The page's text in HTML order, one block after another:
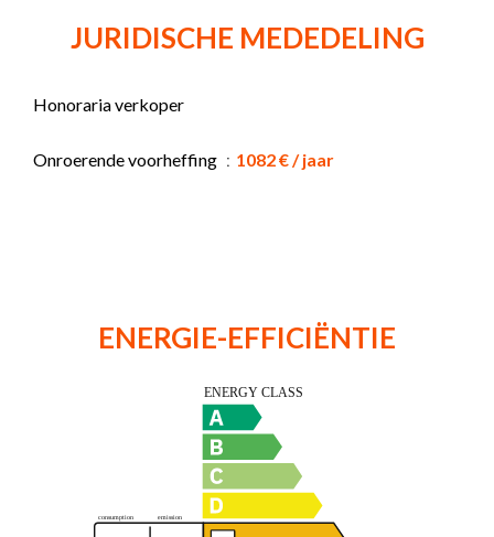
JURIDISCHE MEDEDELING
Honoraria verkoper
Onroerende voorheffing 1082 € / jaar
ENERGIE-EFFICIËNTIE